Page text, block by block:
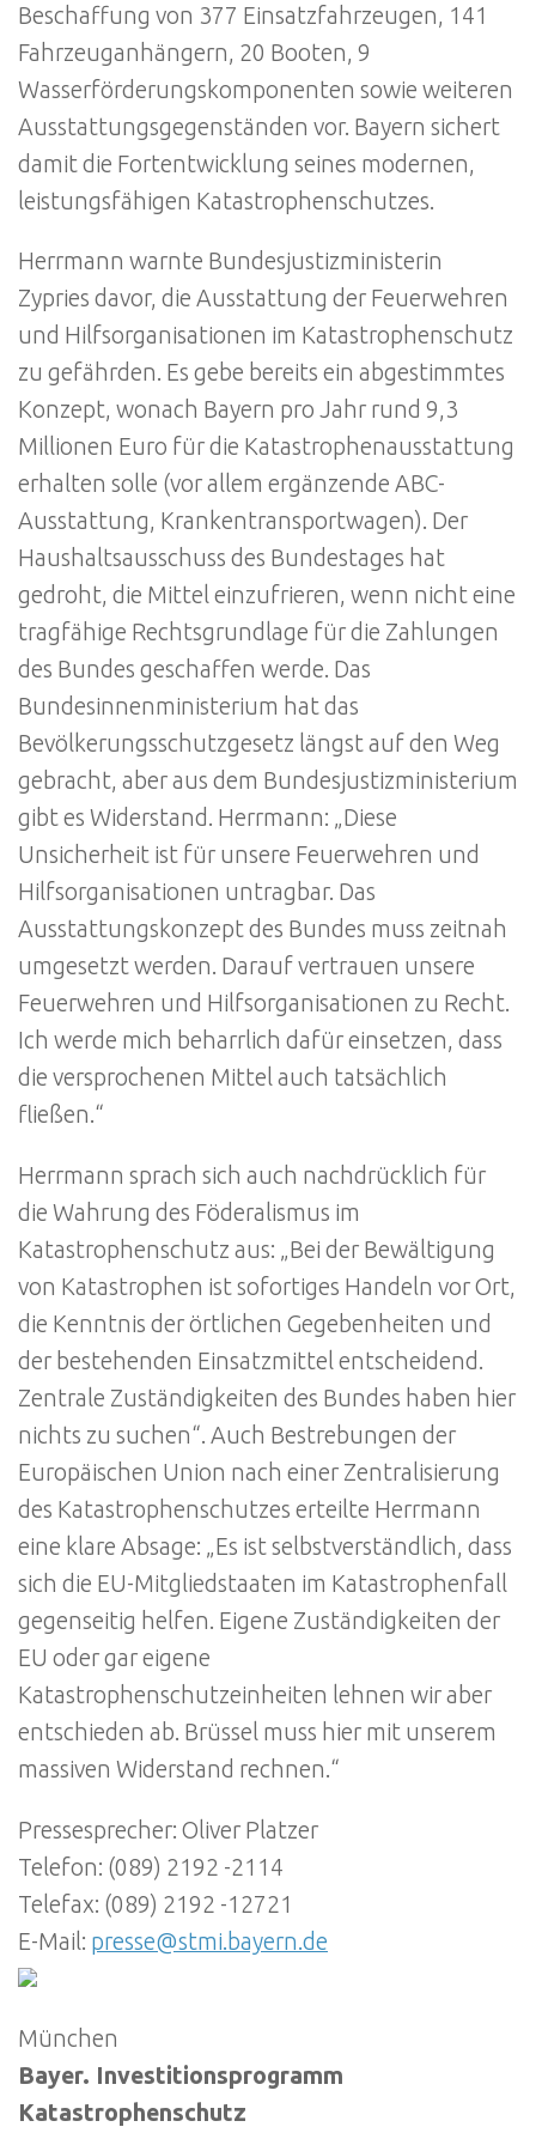
Beschaffung von 377 Einsatzfahrzeugen, 141
Fahrzeuganhängern, 20 Booten, 9
Wasserförderungskomponenten sowie weiteren
Ausstattungsgegenständen vor. Bayern sichert
damit die Fortentwicklung seines modernen,
leistungsfähigen Katastrophenschutzes.
Herrmann warnte Bundesjustizministerin
Zypries davor, die Ausstattung der Feuerwehren
und Hilfsorganisationen im Katastrophenschutz
zu gefährden. Es gebe bereits ein abgestimmtes
Konzept, wonach Bayern pro Jahr rund 9,3
Millionen Euro für die Katastrophenausstattung
erhalten solle (vor allem ergänzende ABC-
Ausstattung, Krankentransportwagen). Der
Haushaltsausschuss des Bundestages hat
gedroht, die Mittel einzufrieren, wenn nicht eine
tragfähige Rechtsgrundlage für die Zahlungen
des Bundes geschaffen werde. Das
Bundesinnenministerium hat das
Bevölkerungsschutzgesetz längst auf den Weg
gebracht, aber aus dem Bundesjustizministerium
gibt es Widerstand. Herrmann: „Diese
Unsicherheit ist für unsere Feuerwehren und
Hilfsorganisationen untragbar. Das
Ausstattungskonzept des Bundes muss zeitnah
umgesetzt werden. Darauf vertrauen unsere
Feuerwehren und Hilfsorganisationen zu Recht.
Ich werde mich beharrlich dafür einsetzen, dass
die versprochenen Mittel auch tatsächlich
fließen.“
Herrmann sprach sich auch nachdrücklich für
die Wahrung des Föderalismus im
Katastrophenschutz aus: „Bei der Bewältigung
von Katastrophen ist sofortiges Handeln vor Ort,
die Kenntnis der örtlichen Gegebenheiten und
der bestehenden Einsatzmittel entscheidend.
Zentrale Zuständigkeiten des Bundes haben hier
nichts zu suchen“. Auch Bestrebungen der
Europäischen Union nach einer Zentralisierung
des Katastrophenschutzes erteilte Herrmann
eine klare Absage: „Es ist selbstverständlich, dass
sich die EU-Mitgliedstaaten im Katastrophenfall
gegenseitig helfen. Eigene Zuständigkeiten der
EU oder gar eigene
Katastrophenschutzeinheiten lehnen wir aber
entschieden ab. Brüssel muss hier mit unserem
massiven Widerstand rechnen.“
Pressesprecher: Oliver Platzer
Telefon: (089) 2192 -2114
Telefax: (089) 2192 -12721
E-Mail: presse@stmi.bayern.de
München
Bayer. Investitionsprogramm
Katastrophenschutz